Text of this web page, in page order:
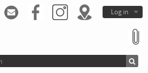
Log in